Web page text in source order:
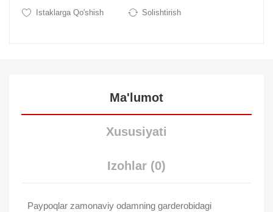
Istaklarga Qo'shish Solishtirish
Ma'lumot
Xususiyati
Izohlar (0)
Paypoqlar zamonaviy odamning garderobidagi